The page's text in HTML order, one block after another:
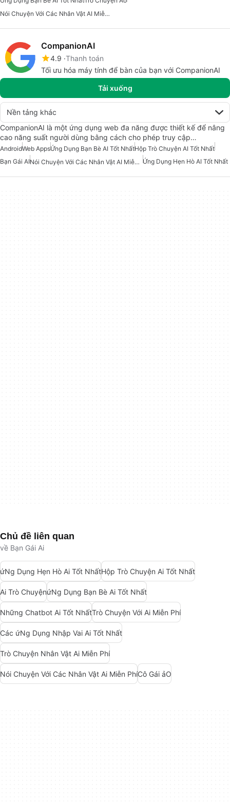
Nói Chuyện Với Các Nhân Vật AI Miễn Phí
CompanionAI
4.9 Thanh toán
Tối ưu hóa máy tính để bàn của bạn với CompanionAI
Tải xuống
Nền tảng khác
CompanionAI là một ứng dụng web đa năng được thiết kế để nâng
cao năng suất người dùng bằng cách cho phép truy cập…
AndroidWeb AppsỨng Dụng Bạn Bè AI Tốt NhấtHộp Trò Chuyện AI Tốt Nhất
Bạn Gái AI
Nói Chuyện Với Các Nhân Vật AI Miễn Phí Ứng Dụng Hẹn Hò AI Tốt Nhất
Chủ đề liên quan
về Bạn Gái Ai
ứNg Dụng Hẹn Hò Ai Tốt NhấtHộp Trò Chuyện Ai Tốt Nhất
Ai Trò ChuyệnứNg Dụng Bạn Bè Ai Tốt Nhất
Những Chatbot Ai Tốt NhấtTrò Chuyện Với Ai Miễn Phí
Các ứNg Dụng Nhập Vai Ai Tốt Nhất
Trò Chuyện Nhân Vật Ai Miễn Phí
Nói Chuyện Với Các Nhân Vật Ai Miễn PhíCô Gái ảO